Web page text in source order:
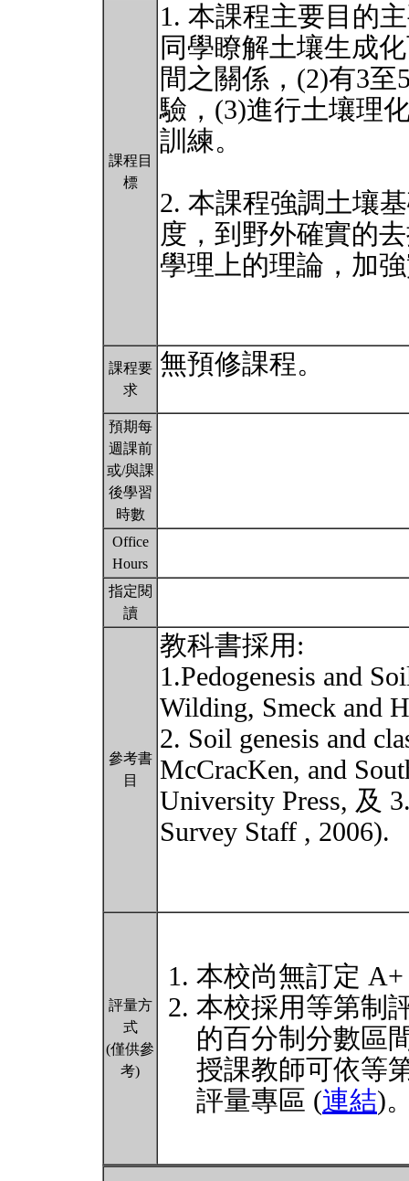
課程目
標
1. 本課程主要目的
同學瞭解土壤生成
間之關係，(2)有3
驗，(3)進行土壤理
訓練。
2. 本課程強調土壤
度，到野外確實的
學理上的理論，加
課程要
求
無預修課程。
預期每
週課前
或/與課
後學習
時數
Office
Hours
指定閱
讀
參考書
目
教科書採用:
1.Pedogenesis and
Wilding, Smeck and
2. Soil genesis and
McCracKen, and
University Press, 及
Survey Staff , 2006).
評量方
式
(僅供參
考)
本校尚無訂定
本校採用等第制
的百分制分數區
授課教師可依等
評量專區 (連結)